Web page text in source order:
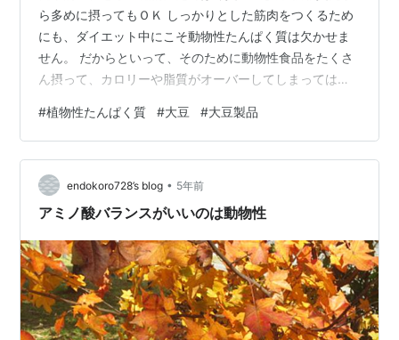
ら多めに摂ってもＯＫ しっかりとした筋肉をつくるため
にも、ダイエット中にこそ動物性たんぱく質は欠かせま
せん。 だからといって、そのために動物性食品をたくさ
ん摂って、カロリーや脂質がオーバーしてしまっては、
質を摂りつつ、極力脂肪やカロリーを抑えた食事を心が
けることが大切。 そんなときに強い味方になってくれる
のが、植物性たんぱく質を含む食品です。 ダイエット
中、ぜひ取り入れたい植物性たんぱく質の代表格が大豆
と大豆製品です。 脂質が少なく低カロリー、それでいて
#植物性たんぱく質 #大豆 #大豆製品
endokoro728’s blog • 5年前
アミノ酸バランスがいいのは動物性